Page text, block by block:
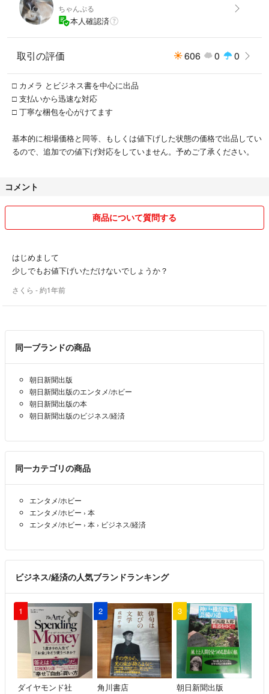
ちゃんぷる
本人確認済
取引の評価 606 0 0
□ カメラ とビジネス書を中心に出品
□ 支払いから迅速な対応
□ 丁寧な梱包を心がけてます
基本的に相場価格と同等、もしくは値下げした状態の価格で出品してい
るので、追加での値下げ対応をしていません。予めご了承ください。
コメント
商品について質問する
はじめまして
少しでもお値下げいただけないでしょうか？
さくら - 約1年前
同一ブランドの商品
朝日新聞出版
朝日新聞出版のエンタメ/ホビー
朝日新聞出版の本
朝日新聞出版のビジネス/経済
同一カテゴリの商品
エンタメ/ホビー
エンタメ/ホビー › 本
エンタメ/ホビー › 本 › ビジネス/経済
ビジネス/経済の人気ブランドランキング
1
ダイヤモンド社
2
角川書店
3
朝日新聞出版